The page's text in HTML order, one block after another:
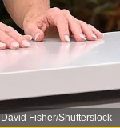
David Fisher/Shutterslock